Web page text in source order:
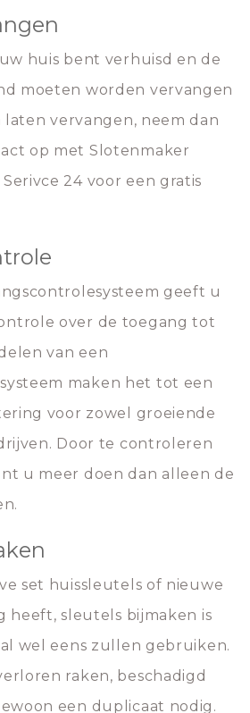
huis bent verhuisd en de
moeten worden vervangen
vervangen, neem dan
op met Slotenmaker
24 voor een gratis
geeft u
over de toegang tot
van een
maken het tot een
voor zowel groeiende
Door te controleren
u meer doen dan alleen de
set huissleutels of nieuwe
heeft, sleutels bijmaken is
wel eens zullen gebruiken.
raken, beschadigd
een duplicaat nodig.